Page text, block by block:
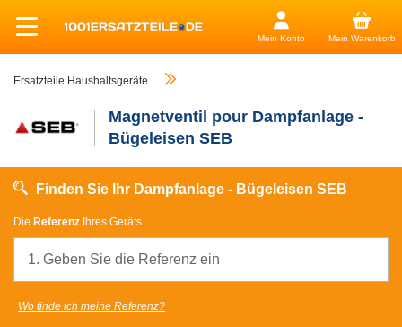
Mein Konto Mein Warenkorb
Ersatzteile Haushaltsgeräte
Magnetventil pour Dampfanlage -
Bügeleisen SEB
Finden Sie Ihr Dampfanlage - Bügeleisen SEB
Die Referenz Ihres Geräts
Wo finde ich meine Referenz?